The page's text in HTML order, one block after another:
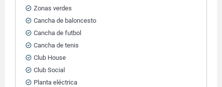
Zonas verdes
Cancha de baloncesto
Cancha de futbol
Cancha de tenis
Club House
Club Social
Planta eléctrica